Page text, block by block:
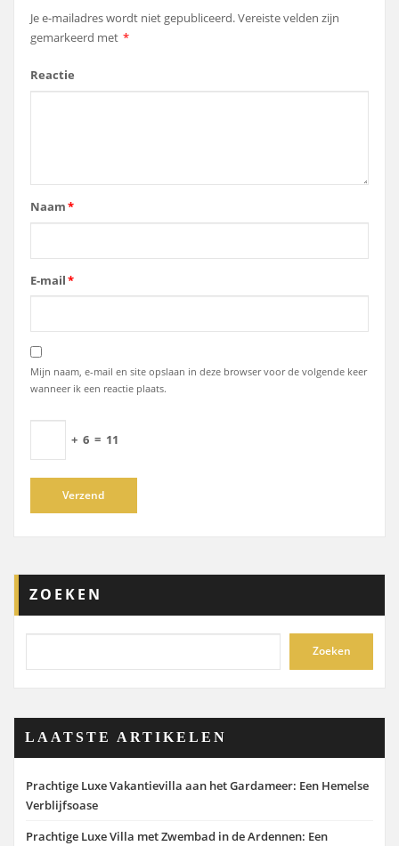
Je e-mailadres wordt niet gepubliceerd.Vereiste velden zijn
gemarkeerd met *
Reactie
Naam*
E-mail*
Mijn naam, e-mail en site opslaan in deze browser voor de volgende keer
wanneer ik een reactie plaats.
+ 6 = 11
ZOEKEN
Zoeken
LAATSTE ARTIKELEN
Prachtige Luxe Vakantievilla aan het Gardameer: Een Hemelse
Verblijfsoase
Prachtige Luxe Villa met Zwembad in de Ardennen: Een